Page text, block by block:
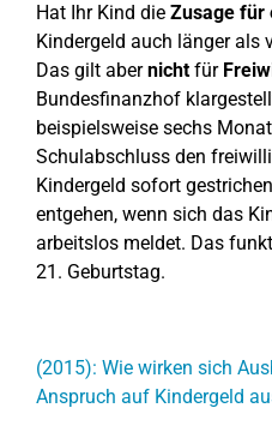
Hat Ihr Kind die Zusage für
Kindergeld auch länger als
Das gilt abernichtfür
Bundesfinanzhof
beispielsweise sechs
Schulabschluss den
Kindergeld sofort
entgehen, wenn sich das
arbeitslos meldet. Das
21. Geburtstag.
(2015): Wie wirken sich
Anspruch auf Kindergeld